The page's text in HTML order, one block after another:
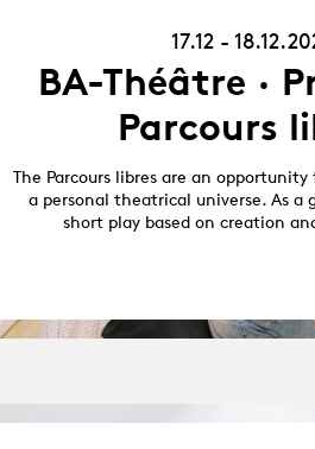
17.12 -
BA-Théâtre ·
Parcours
The Parcours libres are an
a personal theatrical universe. As a
short play based on creation